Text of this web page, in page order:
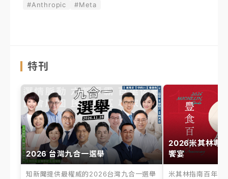
#Anthropic
#Meta
特刊
2026 台灣九合一選舉
知新聞提供最權威的2026台灣九合一選舉
2026米其林專
饗宴
米其林指南百年之